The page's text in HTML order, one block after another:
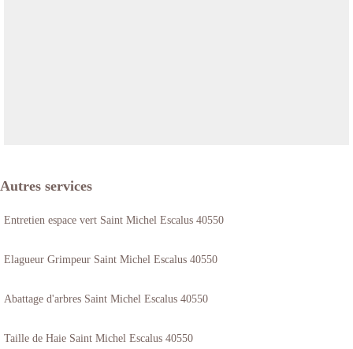
Autres services
Entretien espace vert Saint Michel Escalus 40550
Elagueur Grimpeur Saint Michel Escalus 40550
Abattage d'arbres Saint Michel Escalus 40550
Taille de Haie Saint Michel Escalus 40550